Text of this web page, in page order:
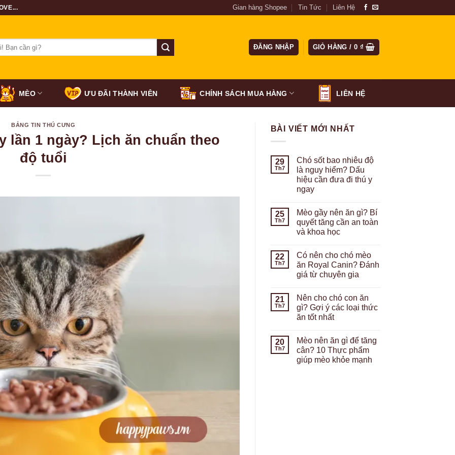
Gian hàng Shopee Tin Tức Liên Hệ
ĐĂNG NHẬP GIỎ HÀNG / 0 ₫
MÈO ƯU ĐÃI THÀNH VIÊN CHÍNH SÁCH MUA HÀNG LIÊN HỆ
BẢNG TIN THÚ CƯNG
lần 1 ngày? Lịch ăn chuẩn theo
độ tuổi
BÀI VIẾT MỚI NHẤT
29
Th7
Chó sốt bao nhiêu độ
là nguy hiểm? Dấu
hiệu cần đưa đi thú y
ngay
25
Th7
Mèo gầy nên ăn gì? Bí
quyết tăng cần an toàn
và khoa học
22
Th7
Có nên cho chó mèo
ăn Royal Canin? Đánh
giá từ chuyên gia
21
Th7
Nên cho chó con ăn
gì? Gợi ý các loại thức
ăn tốt nhất
20
Th7
Mèo nên ăn gì để tăng
cân? 10 Thực phẩm
giúp mèo khỏe mạnh